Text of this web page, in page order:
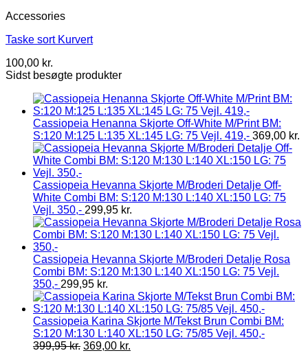
Accessories
Taske sort Kurvert
100,00 kr.
Sidst besøgte produkter
Cassiopeia Henanna Skjorte Off-White M/Print BM:
S:120 M:125 L:135 XL:145 LG: 75 Vejl. 419,- 369,00 kr.
Cassiopeia Hevanna Skjorte M/Broderi Detalje Off-
White Combi BM: S:120 M:130 L:140 XL:150 LG: 75
Vejl. 350,- 299,95 kr.
Cassiopeia Hevanna Skjorte M/Broderi Detalje Rosa
Combi BM: S:120 M:130 L:140 XL:150 LG: 75 Vejl.
350,- 299,95 kr.
Cassiopeia Karina Skjorte M/Tekst Brun Combi BM:
S:120 M:130 L:140 XL:150 LG: 75/85 Vejl. 450,-
399,95kr. 369,00 kr.